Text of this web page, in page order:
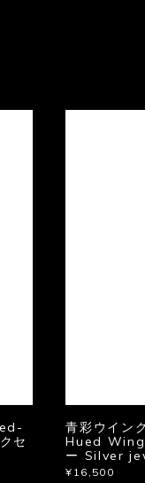
セ
青彩ウイン
Hued Wing
ー Silver
¥16,500